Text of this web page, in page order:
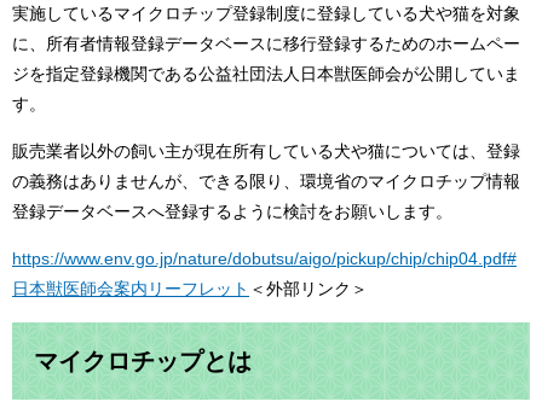
実施しているマイクロチップ登録制度に登録している犬や猫を対象
に、所有者情報登録データベースに移行登録するためのホームペー
ジを指定登録機関である公益社団法人日本獣医師会が公開していま
す。
販売業者以外の飼い主が現在所有している犬や猫については、登録
の義務はありませんが、できる限り、環境省のマイクロチップ情報
登録データベースへ登録するように検討をお願いします。
https://www.env.go.jp/nature/dobutsu/aigo/pickup/chip/chip04.pdf#
日本獣医師会案内リーフレット ＜外部リンク＞
マイクロチップとは